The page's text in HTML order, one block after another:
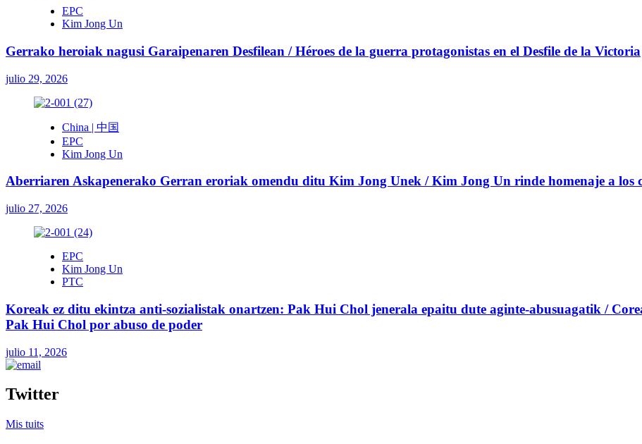
EPC
Kim Jong Un
Gerrako heroiak nagusi Garaipenaren Desfilean / Héroes de la guerra protagonistas en el Desfile de la Victoria
julio 29, 2026
China | 中国
EPC
Kim Jong Un
Aberriaren Askapenerako Gerran eroriak omendu ditu Kim Jong Unek / Kim Jong Un rinde homenaje a los
julio 27, 2026
EPC
Kim Jong Un
PTC
Koreak ez ditu ekintza anti-sozialistak onartzen: Pak Hui Chol jenerala epaitu dute aginte-abusuagatik /
Pak Hui Chol por abuso de poder
julio 11, 2026
Twitter
Mis tuits